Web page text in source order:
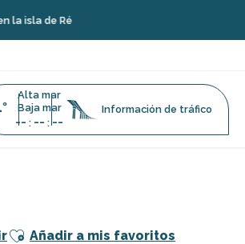
Alta mar
Baja mar
-- : -- : --
Información de tráfico
Ajouter aux favoris
Añadir a mis favoritos